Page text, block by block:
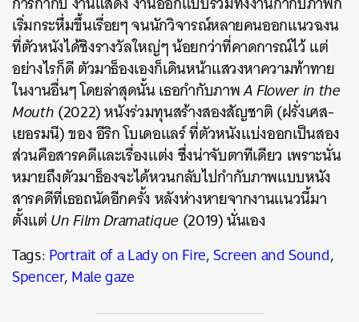
เริ่มกระหึ่มขึ้นเรื่อยๆ จนนักวิจารณ์หลายคนออกแนวฉงน
ที่ตัวหนังได้ชิงรางวัลใหญ่ๆ น้อยกว่าที่คาดการณ์ไว้ แต่
อย่างไรก็ดี ตัวมาธ็องเองก็เดินหน้าแสวงหาความท้าทาย
ในงานอื่นๆ โดยล่าสุดนั้น เธอกำกับภาพA Flower in the
Mouth(2022) หนังร่วมทุนสร้างสองสัญชาติ (ฝรั่งเศส-
เยอรมนี) ของ อีริก โบเดอแลร์ ที่ตัวหนังแบ่งออกเป็นสอง
ส่วนคือสารคดีและเรื่องแต่ง ซึ่งน่าจับตาทีเดียว เพราะนั่น
หมายถึงตัวมาธ็องจะได้หวนกลับไปกำกับภาพแบบหนัง
สารคดีที่เธอถนัดอีกครั้ง หลังห่างหายจากงานแนวนี้มา
ตั้งแต่Un Film Dramatique (2019) นั่นเอง
Tags:Portrait of a Lady on Fire,Screen and Sound,
Spencer,Male gaze